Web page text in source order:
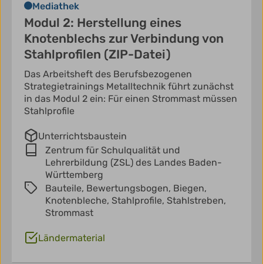
Mediathek
Modul 2: Herstellung eines
Knotenblechs zur Verbindung von
Stahlprofilen (ZIP-Datei)
Das Arbeitsheft des Berufsbezogenen
Strategietrainings Metalltechnik führt zunächst
in das Modul 2 ein: Für einen Strommast müssen
Stahlprofile
Unterrichtsbaustein
Zentrum für Schulqualität und
Lehrerbildung (ZSL) des Landes Baden-
Württemberg
Bauteile, Bewertungsbogen, Biegen,
Knotenbleche, Stahlprofile, Stahlstreben,
Strommast
Ländermaterial